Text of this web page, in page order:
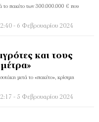
το πακέτο των 300.000.000 € που
- 6 Φεβρουαρίου 2024
και τους
μετά το «πακέτο», κρίσιμη
- 5 Φεβρουαρίου 2024